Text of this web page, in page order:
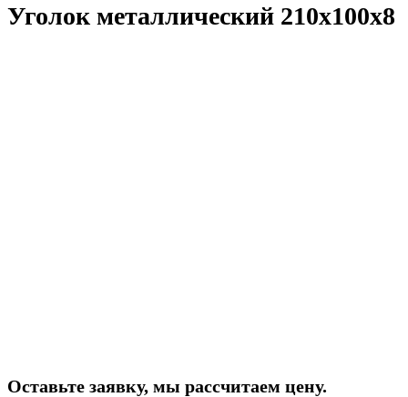
Уголок металлический 210х100х8
Оставьте заявку, мы рассчитаем цену.